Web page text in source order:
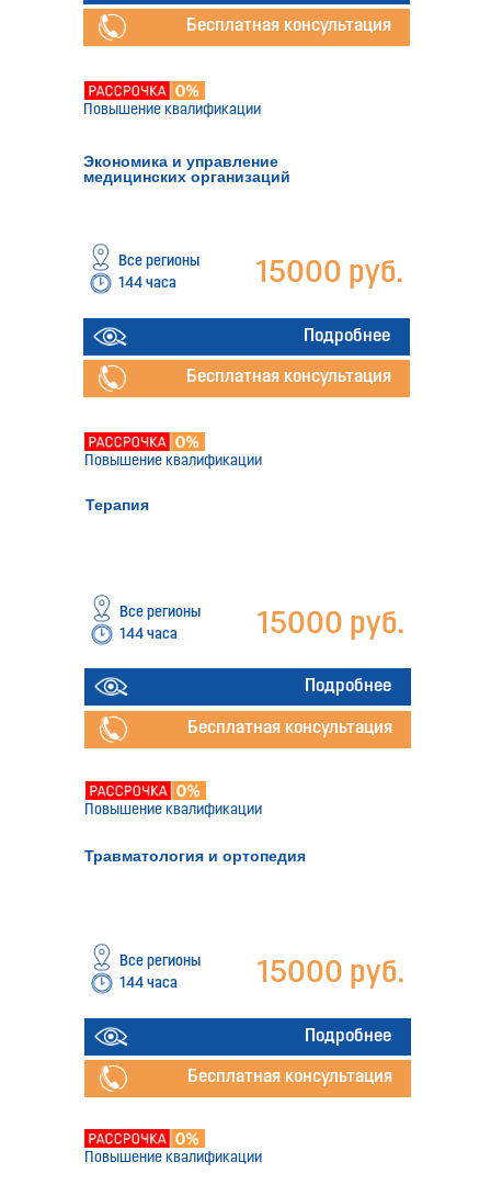
Терапия
144 часа 15000 руб.
Все регионы
Повышение квалификации
Бесплатная консультация
Травматология и ортопедия
144 часа 15000 руб.
Все регионы
Повышение квалификации
Бесплатная консультация
Повышение квалификации
Бесплатная консультация
Экономика и управление
медицинских организаций
144 часа 15000 руб.
Все регионы
Повышение квалификации
Бесплатная консультация
Подробнее
Подробнее
Подробнее